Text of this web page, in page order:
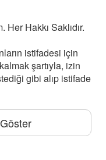
Hakkı Saklıdır.
istifadesi için
şartıyla, izin
gibi alıp istifade